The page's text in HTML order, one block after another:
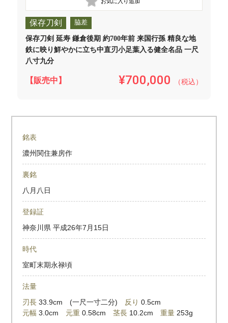
保存刀剣 脇差
保存刀剣 延寿 鎌倉後期 約700年前 来国行孫 精良な地
鉄に映り鮮やかに立ち中直刃小足葉入る健全名品 一尺
八寸九分
【販売中】 ¥700,000 （税込）
銘表
濃州関住兼房作
裏銘
八月八日
登録証
神奈川県 平成26年7月15日
時代
室町末期永禄頃
法量
刃長 33.9cm (一尺一寸二分) 反り 0.5cm
元幅 3.0cm 元重 0.58cm茎長 10.2cm重量 253g